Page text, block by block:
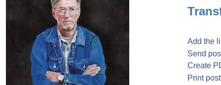
Add the
Send
Create
Print post